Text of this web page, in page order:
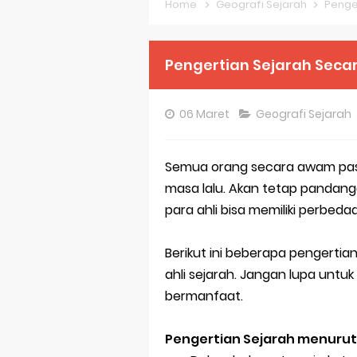
Pembahasan
Pembahasan
Pembahasan
Bencana
Home Geografi Sejarah
Pengertian Sejarah
06 Maret Geografi Sejarah
Semua orang secara awam
masa lalu. Akan tetap
para ahli bisa memiliki
Berikut ini beberapa
ahli sejarah. Jangan lupa
bermanfaat.
Pengertian Sejarah